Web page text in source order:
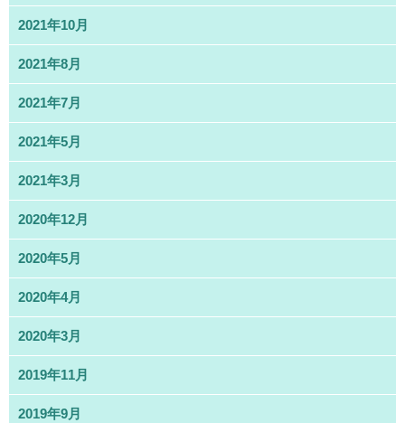
2021年10月
2021年8月
2021年7月
2021年5月
2021年3月
2020年12月
2020年5月
2020年4月
2020年3月
2019年11月
2019年9月